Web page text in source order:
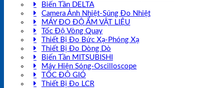
Biến Tần DELTA
Camera Ảnh Nhiệt-Súng Đo Nhiệt
MÁY ĐO ĐỘ ẨM VẬT LIỆU
Tốc Độ Vòng Quay
Thiết Bị Đo Bức Xạ-Phóng Xạ
Thiết Bị Đo Dòng Dò
Biến Tần MITSUBISHI
Máy Hiện Sóng-Oscilloscope
TỐC ĐỘ GIÓ
Thiết Bị Đo LCR